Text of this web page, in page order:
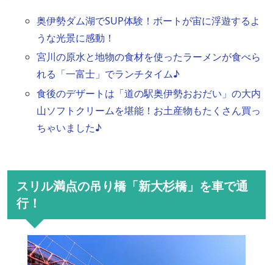
奥伊勢ダム湖でSUP体験！ボートが宙に浮遊するよ
うな光景に感動！
宮川の原水と地物の食材を使ったラーメンが食べら
れる「一富士」でランチタイム♪
食後のデザートは「道の駅奥伊勢おおだい」の大内
山ソフトクリームを堪能！お土産物もたくさん買っ
ちゃいました♪
スリル満点の吊り橋「新大杉橋」を車で通
行！